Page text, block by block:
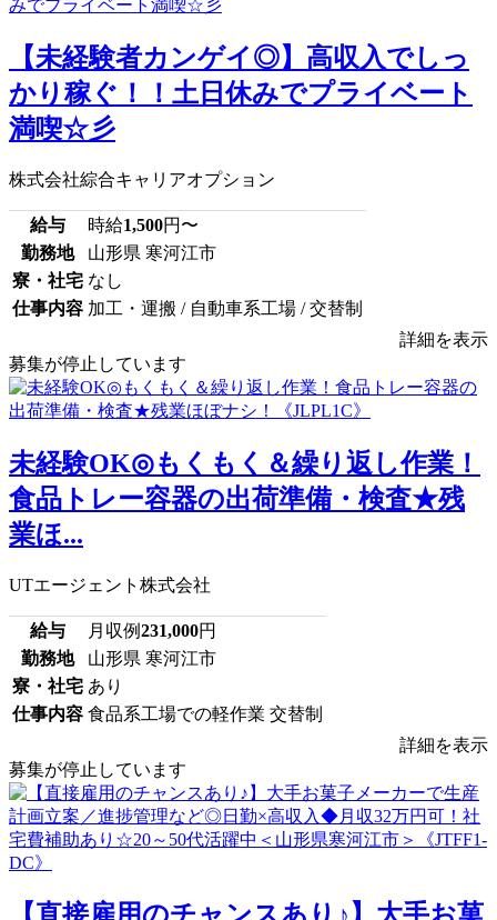
【未経験者カンゲイ◎】高収入でしっ
かり稼ぐ！！土日休みでプライベート
満喫☆彡
株式会社綜合キャリアオプション
給与 時給1,500円〜
勤務地
山形県 寒河江市
寮・社宅 なし
仕事内容 加工・運搬 / 自動車系工場 / 交替制
詳細を表示
募集が停止しています
未経験OK◎もくもく＆繰り返し作業！
食品トレー容器の出荷準備・検査★残
業ほ...
UTエージェント株式会社
給与 月収例231,000円
勤務地
山形県 寒河江市
寮・社宅 あり
仕事内容 食品系工場での軽作業 交替制
詳細を表示
募集が停止しています